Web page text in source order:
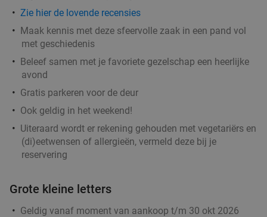
Zie hier de lovende recensies
Maak kennis met deze sfeervolle zaak in een pand vol
met geschiedenis
Beleef samen met je favoriete gezelschap een heerlijke
avond
Gratis parkeren voor de deur
Ook geldig in het weekend!
Uiteraard wordt er rekening gehouden met vegetariërs en
(di)eetwensen of allergieën, vermeld deze bij je
reservering
Grote kleine letters
Geldig vanaf moment van aankoop t/m 30 okt 2026